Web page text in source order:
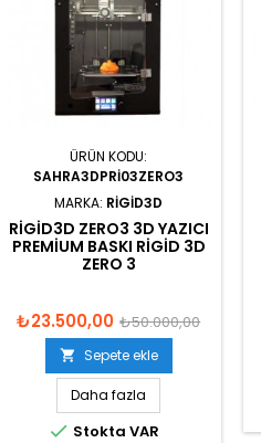
ÜRÜN KODU:
SAHRA3DPRI03ZERO3
MARKA: RIGID3D
RIGID3D ZERO3 3D YAZICI
PREMIUM BASKI RIGID 3D
ZERO 3
₺23.500,00 ₺50.000,00
 Sepete ekle
Daha fazla
 Stokta VAR